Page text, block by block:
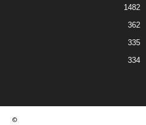
1482
362
335
334
©